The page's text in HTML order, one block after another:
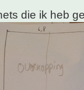
die ik heb